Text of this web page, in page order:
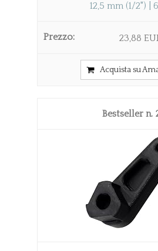
12,5 mm (1/2") |
23,88
Acquista su